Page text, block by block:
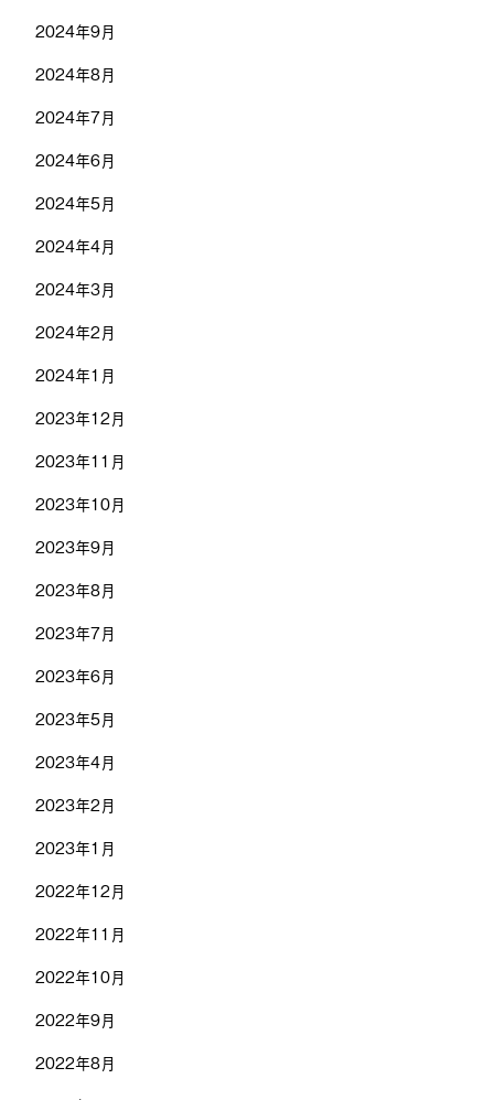
2024年9月
2024年8月
2024年7月
2024年6月
2024年5月
2024年4月
2024年3月
2024年2月
2024年1月
2023年12月
2023年11月
2023年10月
2023年9月
2023年8月
2023年7月
2023年6月
2023年5月
2023年4月
2023年2月
2023年1月
2022年12月
2022年11月
2022年10月
2022年9月
2022年8月